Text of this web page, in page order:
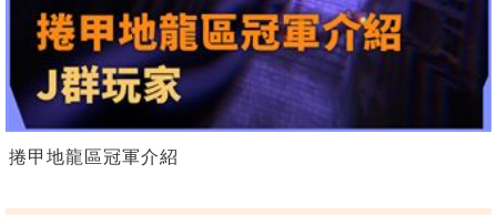
捲甲地龍區冠軍介紹